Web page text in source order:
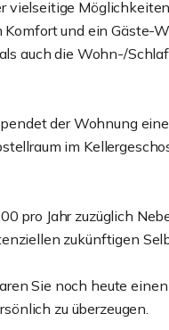
vielseitige
und ein Gäste-
auch die Wohn-/
der Wohnung
im
pro Jahr zuzüglich
zukünftigen
Sie noch heute
zu überzeugen.